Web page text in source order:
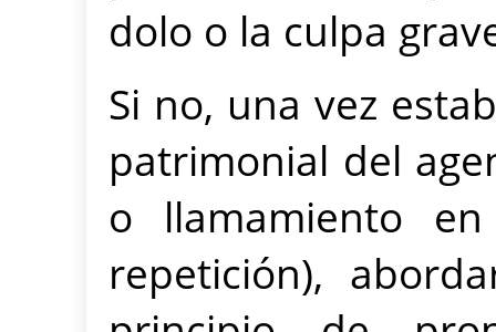
dolo o la culpa
Si no, una vez
patrimonial del
o llamamiento
repetición),